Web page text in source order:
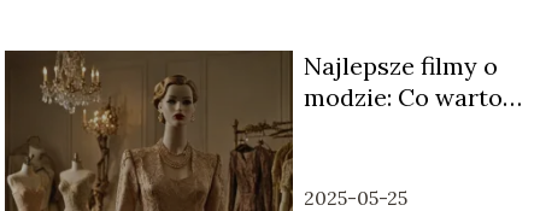
Najlepsze filmy o
modzie: Co warto
2025-05-25